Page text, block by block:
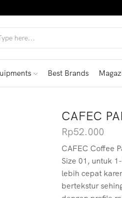
Best Brands
CAFEC
Rp52.000
CAFEC Coffee
Size 01, untuk
lebih cepat
bertekstur